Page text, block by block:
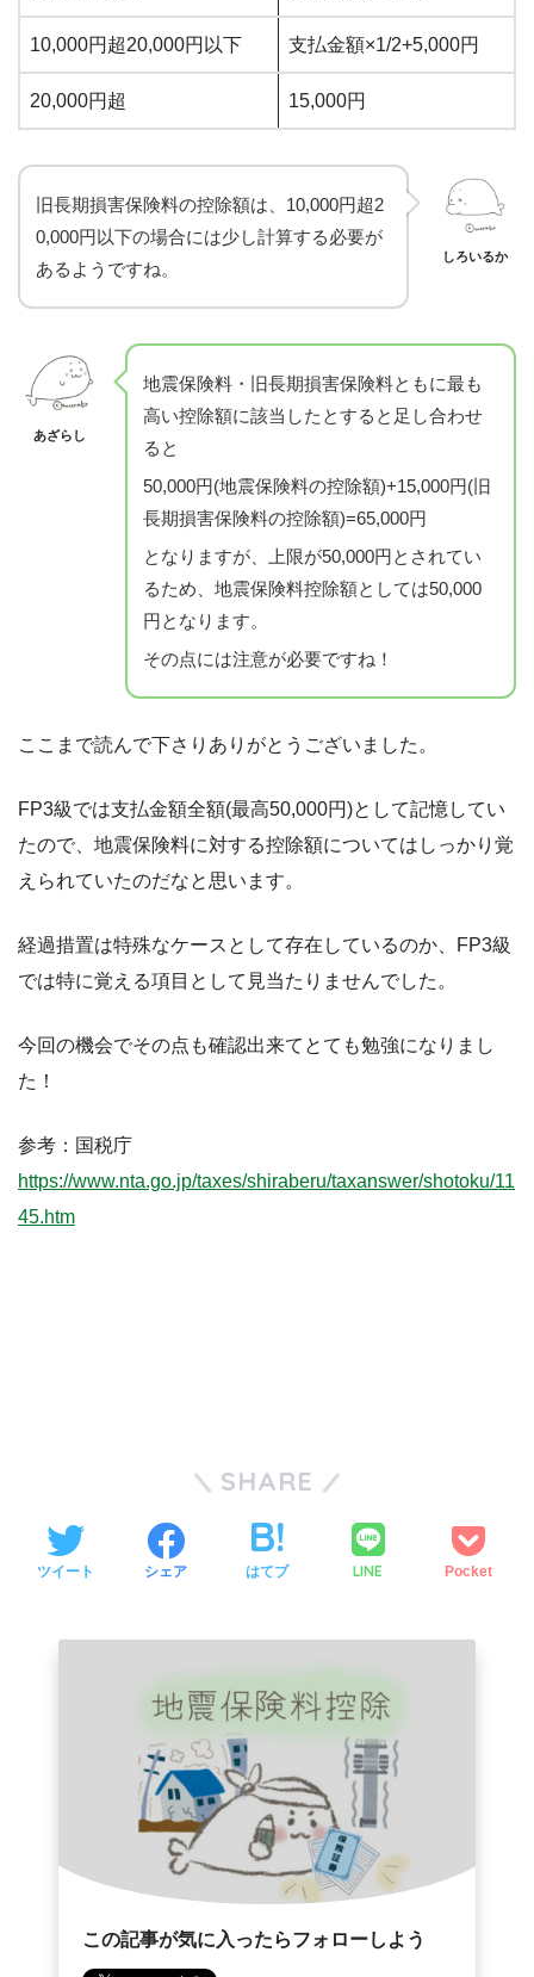
10,000円超20,000円以下 支払金額×1/2+5,000円
20,000円超 15,000円
しろいるか
旧長期損害保険料の控除額は、10,000円超2
0,000円以下の場合には少し計算する必要が
あるようですね。
あざらし
地震保険料・旧長期損害保険料ともに最も
高い控除額に該当したとすると足し合わせ
ると
50,000円(地震保険料の控除額)+15,000円(旧
長期損害保険料の控除額)=65,000円
となりますが、上限が50,000円とされてい
るため、地震保険料控除額としては50,000
円となります。
その点には注意が必要ですね！
ここまで読んで下さりありがとうございました。
FP3級では支払金額全額(最高50,000円)として記憶してい
たので、地震保険料に対する控除額についてはしっかり覚
えられていたのだなと思います。
経過措置は特殊なケースとして存在しているのか、FP3級
では特に覚える項目として見当たりませんでした。
今回の機会でその点も確認出来てとても勉強になりまし
た！
参考：国税庁
https://www.nta.go.jp/taxes/shiraberu/taxanswer/shotoku/11
45.htm
SHARE
ツイート シェア はてブ LINE Pocket
この記事が気に入ったらフォローしよう